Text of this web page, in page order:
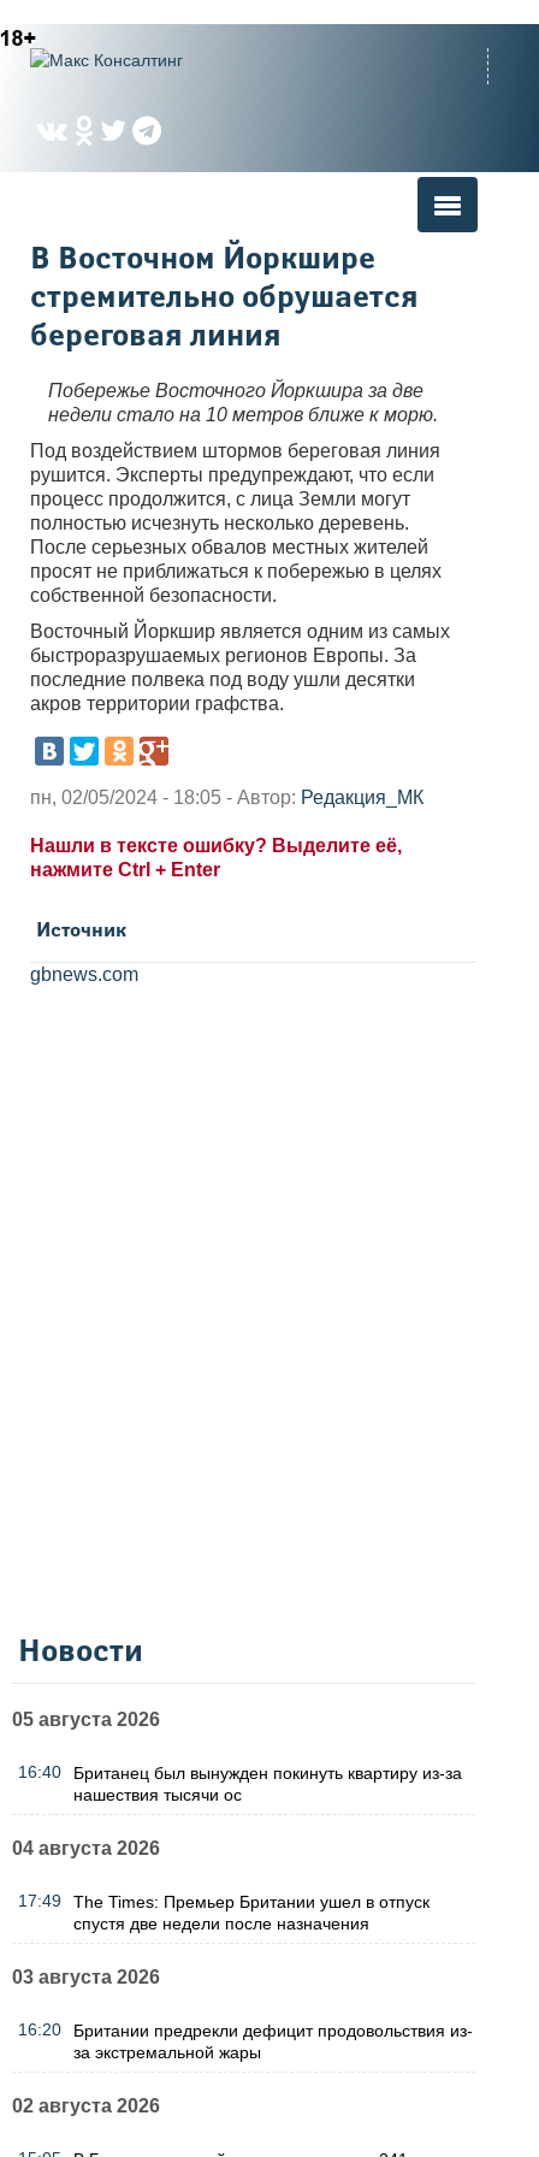
Вы здесь
В Восточном Йоркшире
стремительно обрушается
береговая линия
Побережье Восточного Йоркшира за две
недели стало на 10 метров ближе к морю.
Под воздействием штормов береговая линия
рушится. Эксперты предупреждают, что если
процесс продолжится, с лица Земли могут
полностью исчезнуть несколько деревень.
После серьезных обвалов местных жителей
просят не приближаться к побережью в целях
собственной безопасности.
Восточный Йоркшир является одним из самых
быстроразрушаемых регионов Европы. За
последние полвека под воду ушли десятки
акров территории графства.
пн, 02/05/2024 - 18:05 - Автор: Редакция_МК
Нашли в тексте ошибку? Выделите её,
нажмите Ctrl + Enter
Источник
gbnews.com
Новости
05 августа 2026
16:40
Британец был вынужден покинуть квартиру из-за
нашествия тысячи ос
04 августа 2026
17:49
The Times: Премьер Британии ушел в отпуск
спустя две недели после назначения
03 августа 2026
16:20
Британии предрекли дефицит продовольствия из-
за экстремальной жары
02 августа 2026